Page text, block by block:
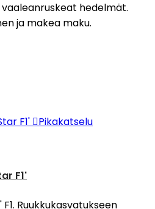
hedelmät.
ja makea maku.
Pikakatselu
F1'
Ruukkukasvatukseen